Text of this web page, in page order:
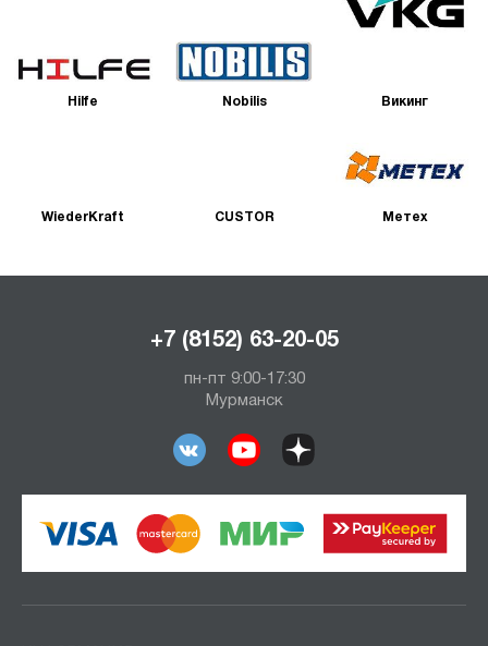
Hilfe Nobilis Викинг
WiederKraft CUSTOR Метех
+7 (8152) 63-20-05
пн-пт 9:00-17:30
Мурманск